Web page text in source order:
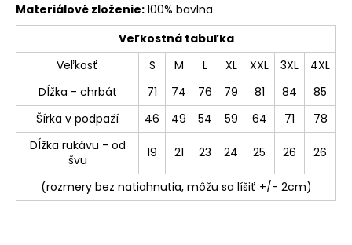
Materiálové zloženie:100% bavlna
Veľkostná tabuľka
Veľkosť
S M L XL XXL 3XL
4XL
Dĺžka - chrbát
71 74 76 79 81 84
85
Šírka v podpaží
46 49 54 59 64 71
78
Dĺžka rukávu - od
švu
19 21 23 24 25 26 26
(rozmery bez natiahnutia, môžu sa líšiť +/- 2cm)